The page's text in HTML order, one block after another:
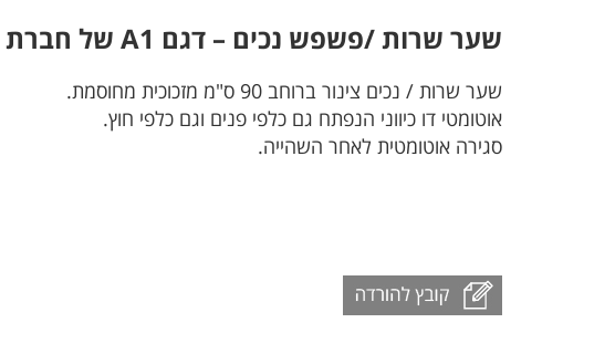
שער שרות /פשפש נכים – דגם A1 של חברת
שער שרות / נכים צינור ברוחב 90 ס"מ מזכוכית מחוסמת.
אוטומטי דו כיווני הנפתח גם כלפי פנים וגם כלפי חוץ.
סגירה אוטומטית לאחר השהייה.